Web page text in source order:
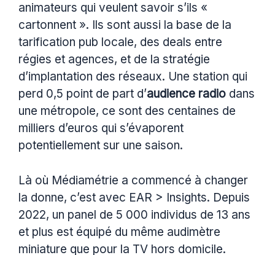
animateurs qui veulent savoir s’ils «
cartonnent ». Ils sont aussi la base de la
tarification pub locale, des deals entre
régies et agences, et de la stratégie
d’implantation des réseaux. Une station qui
perd 0,5 point de part d’audience radio dans
une métropole, ce sont des centaines de
milliers d’euros qui s’évaporent
potentiellement sur une saison.
Là où Médiamétrie a commencé à changer
la donne, c’est avec EAR > Insights. Depuis
2022, un panel de 5 000 individus de 13 ans
et plus est équipé du même audimètre
miniature que pour la TV hors domicile.